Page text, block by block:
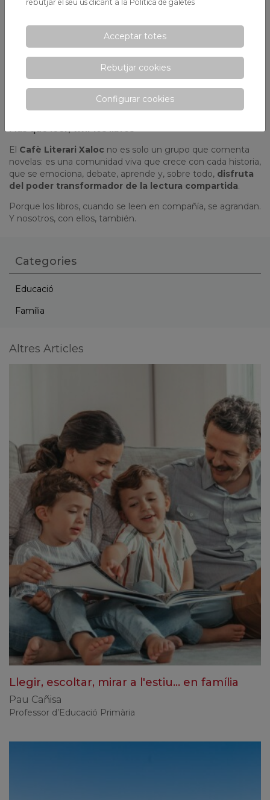
Bienestar y conexión humana
Leer calma, inspira y estimula la mente. Si a ello se suma el
componente social y afectivo delCafè Literari Xaloc
y reduce el estrés.
convierte en una forma sencilla —y profundamente
humana— de cuidar la mente y el corazón.
Más que leer, vivir los libros
El Cafè Literari Xaloc no es solo un grupo que comenta
novelas: es una comunidad viva que crece con cada historia,
que se emociona, debate, aprende y, sobre todo, disfruta
del poder transformador de la lectura compartida.
Porque los libros, cuando se leen en compañía, se agrandan.
Y nosotros, con ellos, también.
Categories
Educació
Família
Altres Articles
Llegir, escoltar, mirar a l'estiu... en família
Pau Cañisa
Professor d’Educació Primària
rebutjar el seu ús clicant a la Política de galetes
Acceptar totes
Rebutjar cookies
Configurar cookies